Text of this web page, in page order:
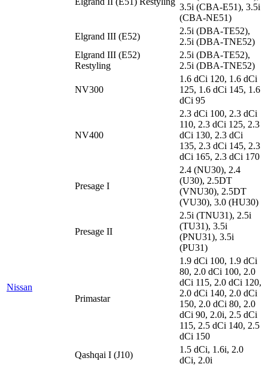
Nissan
3.5i (CBA-E51), 3.5i
(CBA-NE51)
Elgrand III (E52)
2.5i (DBA-TE52),
2.5i (DBA-TNE52)
Elgrand III (E52)
Restyling
2.5i (DBA-TE52),
2.5i (DBA-TNE52)
NV300
1.6 dCi 120, 1.6 dCi
125, 1.6 dCi 145, 1.6
dCi 95
NV400
2.3 dCi 100, 2.3 dCi
110, 2.3 dCi 125, 2.3
dCi 130, 2.3 dCi
135, 2.3 dCi 145, 2.3
dCi 165, 2.3 dCi 170
Presage I
2.4 (NU30), 2.4
(U30), 2.5DT
(VNU30), 2.5DT
(VU30), 3.0 (HU30)
Presage II
2.5i (TNU31), 2.5i
(TU31), 3.5i
(PNU31), 3.5i
(PU31)
Primastar
1.9 dCi 100, 1.9 dCi
80, 2.0 dCi 100, 2.0
dCi 115, 2.0 dCi 120,
2.0 dCi 140, 2.0 dCi
150, 2.0 dCi 80, 2.0
dCi 90, 2.0i, 2.5 dCi
115, 2.5 dCi 140, 2.5
dCi 150
Qashqai I (J10)
1.5 dCi, 1.6i, 2.0
dCi, 2.0i